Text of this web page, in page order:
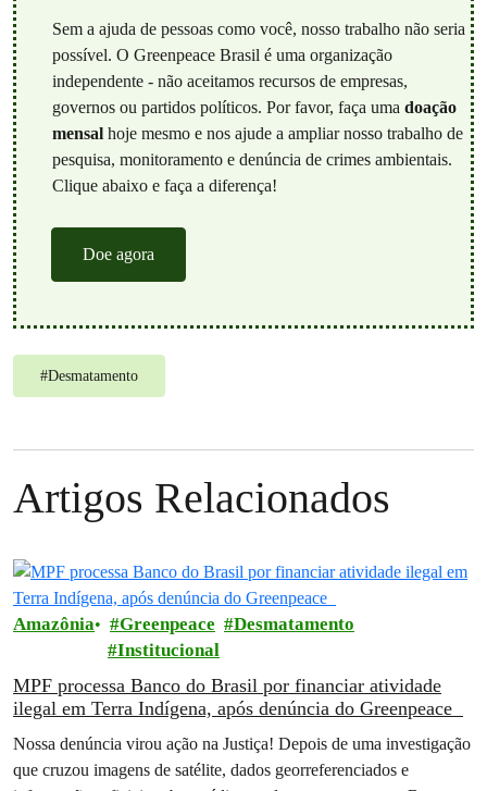
Sem a ajuda de pessoas como você, nosso trabalho não seria
possível. O Greenpeace Brasil é uma organização
independente - não aceitamos recursos de empresas,
governos ou partidos políticos. Por favor, faça uma doação
mensalhoje mesmo e nos ajude a ampliar nosso trabalho de
pesquisa, monitoramento e denúncia de crimes ambientais.
Clique abaixo e faça a diferença!
Doe agora
#Desmatamento
Artigos Relacionados
Amazônia Greenpeace
Desmatamento
Institucional
MPF processa Banco do Brasil por financiar atividade
ilegal em Terra Indígena, após denúncia do Greenpeace
Nossa denúncia virou ação na Justiça! Depois de uma investigação
que cruzou imagens de satélite, dados georreferenciados e